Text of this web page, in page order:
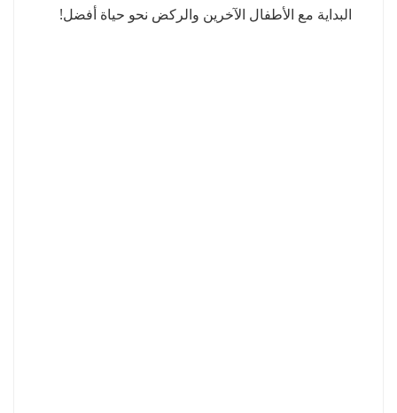
البداية مع الأطفال الآخرين والركض نحو حياة أفضل!